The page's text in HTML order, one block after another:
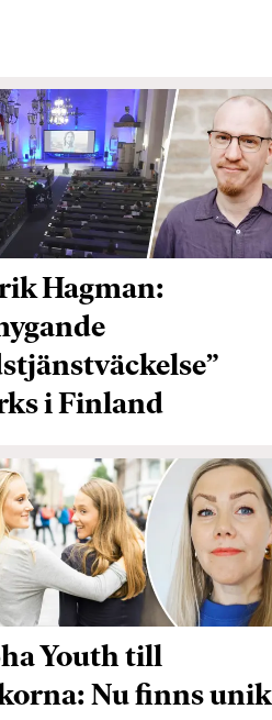
Hagman:
i Finland
Youth till
Nu finns unik